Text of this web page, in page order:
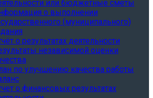
или бюджетные сметы
о выполнении
(муниципального)
о результатах деятельности
независимой оценки
по улучшению качества работы
о финансовых результатах